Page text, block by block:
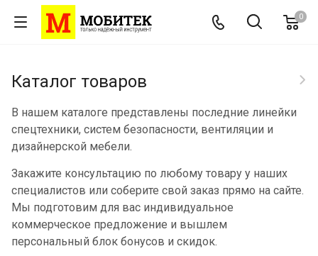
0
Каталог товаров
В нашем каталоге представлены последние линейки
спецтехники, систем безопасности, вентиляции и
дизайнерской мебели.
Закажите консультацию по любому товару у наших
специалистов или соберите свой заказ прямо на сайте.
Мы подготовим для вас индивидуальное
коммерческое предложение и вышлем
персональный блок бонусов и скидок.